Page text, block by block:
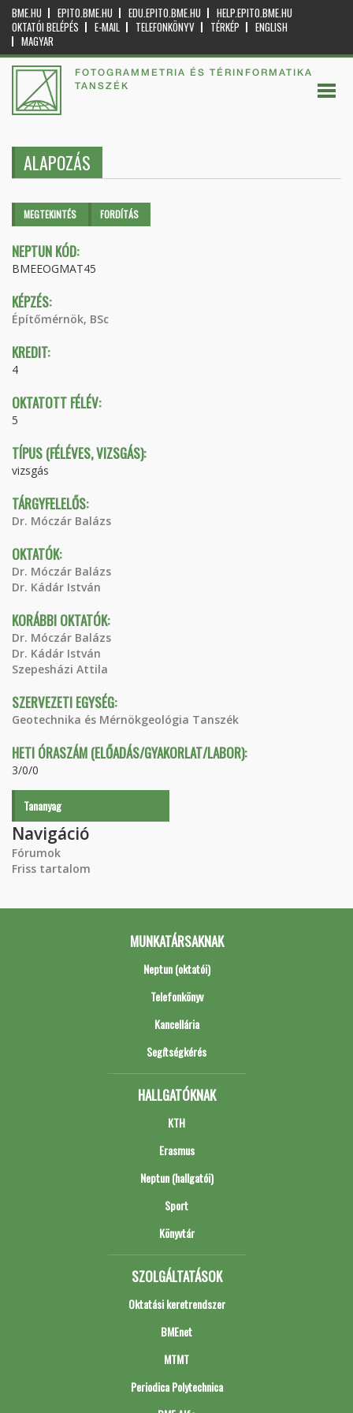
BME.HU EPITO.BME.HU EDU.EPITO.BME.HU
HELP.EPITO.BME.HU
OKTATÓI BELÉPÉS
E-MAIL TELEFONKÖNYV TÉRKÉP
ENGLISH
MAGYAR
FOTOGRAMMETRIA ÉS TÉRINFORMATIKA
TANSZÉK
ALAPOZÁS
Elsődleges fülek
MEGTEKINTÉS (AKTÍVFORDÍTÁS
NEPTUN KÓD:
BMEEOGMAT45
KÉPZÉS:
Építőmérnök, BSc
KREDIT:
4
OKTATOTT FÉLÉV:
5
TÍPUS (FÉLÉVES, VIZSGÁS):
vizsgás
TÁRGYFELELŐS:
Dr. Móczár Balázs
OKTATÓK:
Dr. Móczár Balázs
Dr. Kádár István
KORÁBBI OKTATÓK:
Dr. Móczár Balázs
Dr. Kádár István
Szepesházi Attila
SZERVEZETI EGYSÉG:
Geotechnika és Mérnökgeológia Tanszék
HETI ÓRASZÁM (ELŐADÁS/GYAKORLAT/LABOR):
3/0/0
Tananyag
Navigáció
Fórumok
Friss tartalom
MUNKATÁRSAKNAK
Neptun (oktatói)
Telefonkönyv
Kancellária
Segítségkérés
HALLGATÓKNAK
KTH
Erasmus
Neptun (hallgatói)
Sport
Könyvtár
SZOLGÁLTATÁSOK
Oktatási keretrendszer
BMEnet
MTMT
Periodica Polytechnica